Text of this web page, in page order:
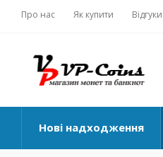
Про нас Як купити Відгуки
Нові надходження